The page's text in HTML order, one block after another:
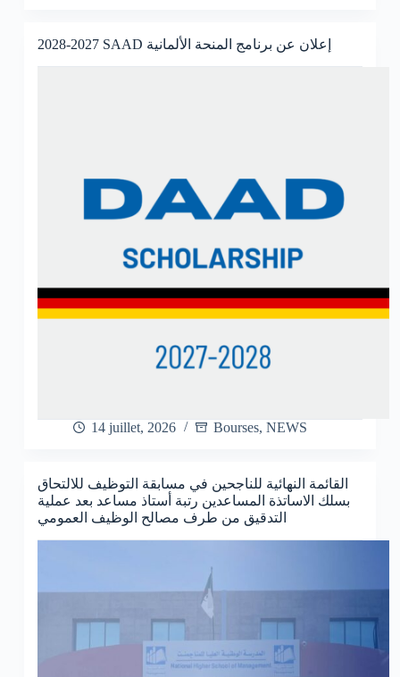
2028-2027 SAAD إعلان عن برنامج المنحة الألمانية
14 juillet, 2026 Bourses, NEWS
القائمة النهائية للناجحين في مسابقة التوظيف للالتحاق
بسلك الاساتذة المساعدين رتبة أستاذ مساعد بعد عملية
التدقيق من طرف مصالح الوظيف العمومي